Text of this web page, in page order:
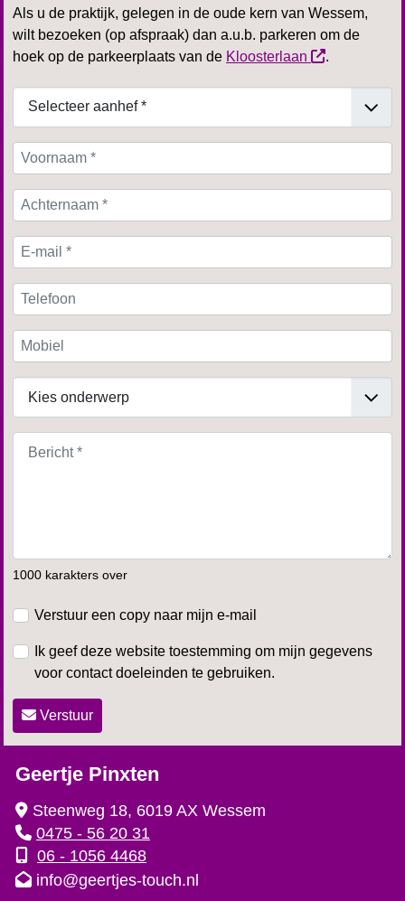
Als u de praktijk, gelegen in de oude kern van Wessem,
wilt bezoeken (op afspraak) dan a.u.b. parkeren om de
hoek op de parkeerplaats van de Kloosterlaan .
1000 karakters over
Verstuur een copy naar mijn e-mail
Ik geef deze website toestemming om mijn gegevens
voor contact doeleinden te gebruiken.
Verstuur
Geertje Pinxten
Steenweg 18, 6019 AX Wessem
0475 - 56 20 31
06 - 1056 4468
info@geertjes-touch.nl